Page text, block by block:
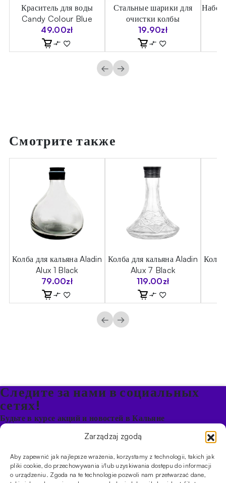
Zarządzaj zgodą
Aby zapewnić jak najlepsze wrażenia, korzystamy z technologii, takich jak
pliki cookie, do przechowywania i/lub uzyskiwania dostępu do informacji
o urządzeniu. Zgoda na te technologie pozwoli nam przetwarzać dane,
Краситель для воды
Candy Colour Blue
49.00zł
Стальные шарики для
очистки колбы
19.90zł
Набор
← →
Смотрите также
Колба для кальяна Aladin
Alux 1 Black
79.00zł
Колба для кальяна Aladin
Alux 7 Black
119.00zł
← →
Следите за нами в социальных
сетях!
Будьте в курсе акций и новостей в Кальяне
ПРОДУКТЫ
КальяныЧашиУгли и розжигПродукты безникотиновые
ИНФОРМАЦИЯ